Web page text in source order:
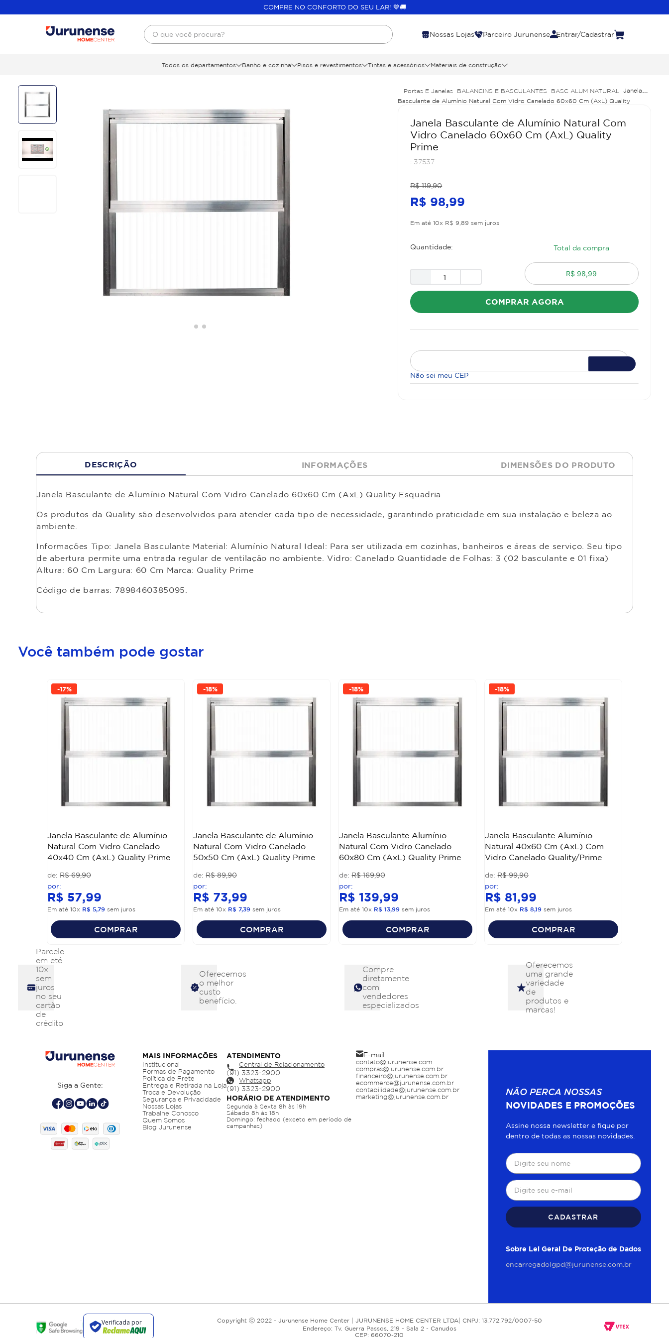
COMPRE NO CONFORTO DO SEU LAR! 💙🚚
O que você procura?
Nossas Lojas Parceiro Jurunense Entrar/Cadastrar
Todos os departamentos Banho e cozinha Pisos e revestimentos Tintas e acessórios Materiais de construção
Portas E Janelas BALANCINS E BASCULANTES BASC ALUM NATURAL
Janela
Basculante de Alumínio Natural Com Vidro Canelado 60x60 Cm (AxL) Quality
Janela Basculante de Alumínio Natural Com
Vidro Canelado 60x60 Cm (AxL) Quality
Prime
: 37537
R$ 119,90
R$ 98,99
Em até10x R$ 9 ,89 sem juros
Quantidade: Total da compra
R$ 98,99
COMPRAR AGORA
Não sei meu CEP
DESCRIÇÃO INFORMAÇÕES DIMENSÕES DO PRODUTO
Janela Basculante de Alumínio Natural Com Vidro Canelado 60x60 Cm (AxL) Quality Esquadria
Os produtos da Quality são desenvolvidos para atender cada tipo de necessidade, garantindo praticidade em sua instalação e beleza ao
ambiente.
Informações Tipo: Janela Basculante Material: Alumínio Natural Ideal: Para ser utilizada em cozinhas, banheiros e áreas de serviço. Seu tipo
de abertura permite uma entrada regular de ventilação no ambiente. Vidro: Canelado Quantidade de Folhas: 3 (02 basculante e 01 fixa)
Altura: 60 Cm Largura: 60 Cm Marca: Quality Prime
Código de barras: 7898460385095.
Você também pode gostar
-17%
Janela Basculante de Alumínio
Natural Com Vidro Canelado
40x40 Cm (AxL) Quality Prime
R$ 69,90
R$ 57,99
Em até 10x R$ 5,79 sem juros
COMPRAR
-18%
Janela Basculante de Alumínio
Natural Com Vidro Canelado
50x50 Cm (AxL) Quality Prime
R$ 89,90
R$ 73,99
Em até 10x R$ 7,39 sem juros
COMPRAR
-18%
Janela Basculante Alumínio
Natural Com Vidro Canelado
60x80 Cm (AxL) Quality Prime
R$ 169,90
R$ 139,99
Em até 10x R$ 13,99 sem juros
COMPRAR
-18%
Janela Basculante Alumínio
Natural 40x60 Cm (AxL) Com
Vidro Canelado Quality/Prime
R$ 99,90
R$ 81,99
Em até 10x R$ 8,19 sem juros
COMPRAR
Parcele
em eté
10x
sem
juros
no seu
cartão
de
crédito
Oferecemos
o melhor
custo
benefício.
Compre
diretamente
com
vendedores
especializados
Oferecemos
uma grande
variedade
de
produtos e
marcas!
Siga a Gente:
MAIS INFORMAÇÕES
Institucional
Formas de Pagamento
Política de Frete
Entrega e Retirada na Loja
Troca e Devolução
Segurança e Privacidade
Nossas Lojas
Trabalhe Conosco
Quem Somos
Blog Jurunense
ATENDIMENTO
Central de Relacionamento
Whatsapp
HORÁRIO DE ATENDIMENTO
Segunda à Sexta 8h às 19h
Sábado 8h às 18h
Domingo: fechado (exceto em período de
campanhas)
E-mail
contato@jurunense.com
compras@jurunense.com.br
financeiro@jurunense.com.br
ecommerce@jurunense.com.br
contabilidade@jurunense.com.br
marketing@jurunense.com.br
NÃO PERCA NOSSAS
NOVIDADES E PROMOÇÕES
Assine nossa newsletter e fique por
dentro de todas as nossas novidades.
CADASTRAR
Sobre Lei Geral De Proteção de Dados
encarregadolgpd@jurunense.com.br
Copyright Ⓒ 2022 - Jurunense Home Center | JURUNENSE HOME CENTER LTDA| CNPJ: 13.772.792/0007-50
Endereço: Tv. Guerra Passos, 219 - Sala 2 - Canudos
CEP: 66070-210